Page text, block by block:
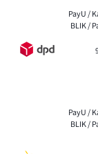
PayU /
BLIK /
PayU /
BLIK /